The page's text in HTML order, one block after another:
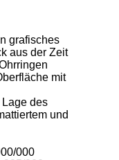
grafisches
aus der Zeit
mit
des
und
000